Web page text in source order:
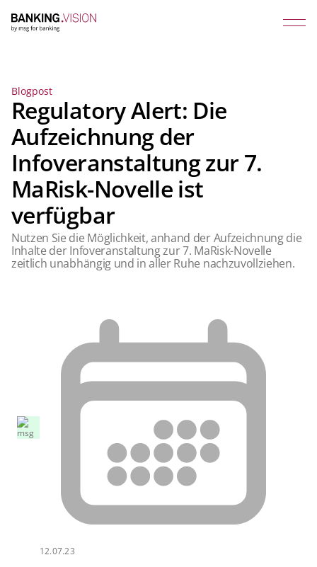
Blogpost
Regulatory Alert: Die
Aufzeichnung der
Infoveranstaltung zur 7.
MaRisk-Novelle ist
verfügbar
Nutzen Sie die Möglichkeit, anhand der Aufzeichnung die
Inhalte der Infoveranstaltung zur 7. MaRisk-Novelle
zeitlich unabhängig und in aller Ruhe nachzuvollziehen.
12.07.23